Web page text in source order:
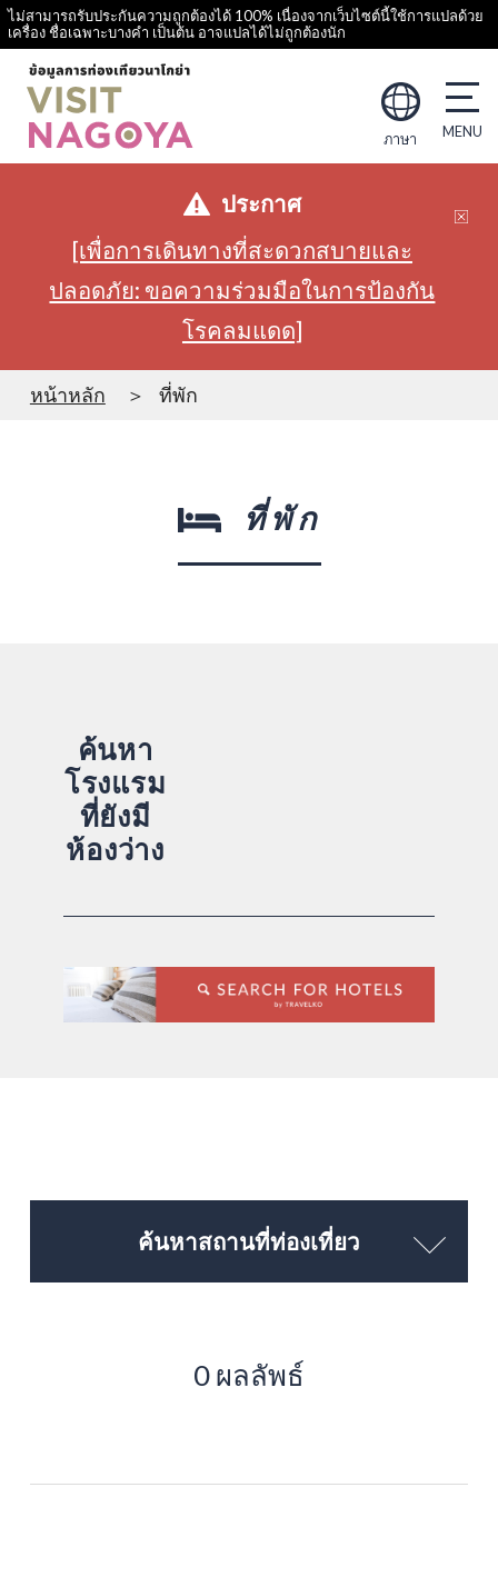
ไม่สามารถรับประกันความถูกต้องได้ 100% เนื่องจากเว็บไซต์นี้ใช้การแปลด้วย
เครื่อง ชื่อเฉพาะบางคำ เป็นต้น อาจแปลได้ไม่ถูกต้องนัก
ภาษา
ประกาศ
[เพื่อการเดินทางที่สะดวกสบายและ
ปลอดภัย: ขอความร่วมมือในการป้องกัน
โรคลมแดด]
หน้าหลัก ที่พัก
ที่พัก
ค้นหา
โรงแรม
ที่ยังมี
ห้องว่าง
ค้นหาสถานที่ท่องเที่ยว
0 ผลลัพธ์